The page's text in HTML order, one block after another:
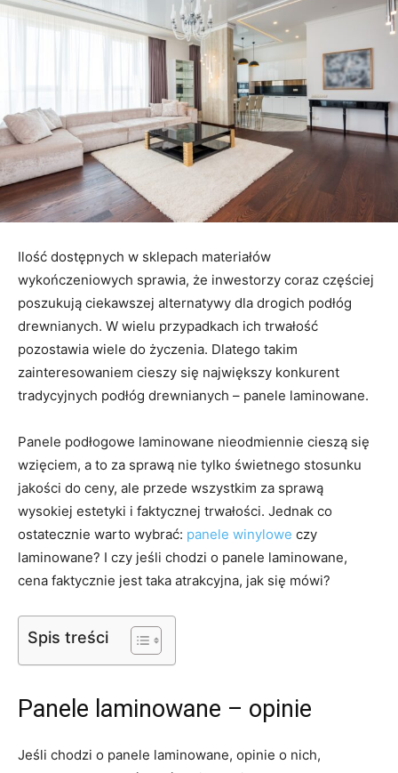
Ilość dostępnych w sklepach materiałów
wykończeniowych sprawia, że inwestorzy coraz częściej
poszukują ciekawszej alternatywy dla drogich podłóg
drewnianych. W wielu przypadkach ich trwałość
pozostawia wiele do życzenia. Dlatego takim
zainteresowaniem cieszy się największy konkurent
tradycyjnych podłóg drewnianych – panele laminowane.
Panele podłogowe laminowane nieodmiennie cieszą się
wzięciem, a to za sprawą nie tylko świetnego stosunku
jakości do ceny, ale przede wszystkim za sprawą
wysokiej estetyki i faktycznej trwałości. Jednak co
ostatecznie warto wybrać: panele winylowe czy
laminowane? I czy jeśli chodzi o panele laminowane,
cena faktycznie jest taka atrakcyjna, jak się mówi?
Spis treści
Panele laminowane – opinie
Jeśli chodzi o panele laminowane, opinie o nich,